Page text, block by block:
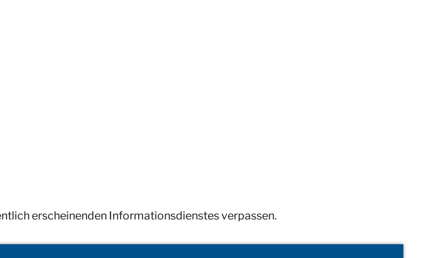
erscheinenden Informationsdienstes verpassen.